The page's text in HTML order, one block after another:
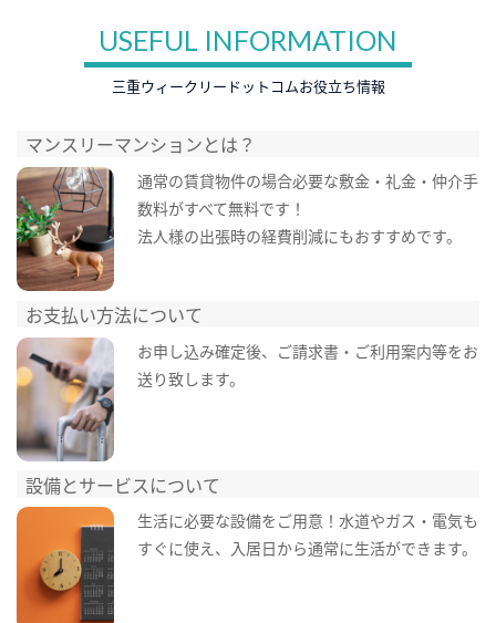
USEFUL INFORMATION
三重ウィークリードットコムお役立ち情報
マンスリーマンションとは？
通常の賃貸物件の場合必要な敷金・礼金・仲介手
数料がすべて無料です！
法人様の出張時の経費削減にもおすすめです。
お支払い方法について
お申し込み確定後、ご請求書・ご利用案内等をお
送り致します。
設備とサービスについて
生活に必要な設備をご用意！水道やガス・電気も
すぐに使え、入居日から通常に生活ができます。